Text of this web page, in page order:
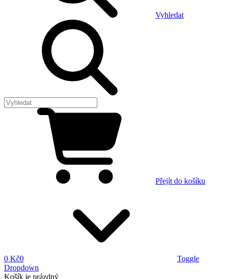
Vyhledat
Přejít do košíku
0 Kč0
Toggle
Dropdown
Košík je prázdný